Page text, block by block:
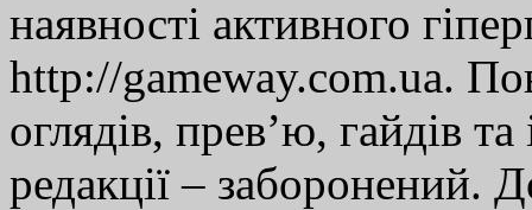
наявності активного
http://gameway.com.ua.
оглядів, прев’ю, гайдів
редакції – заборонений.